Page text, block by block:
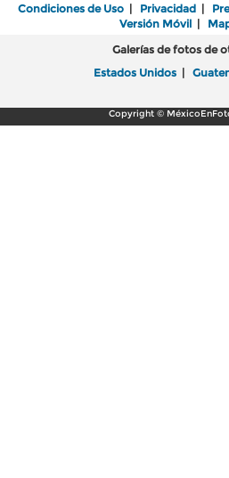
Condiciones de Uso | Privacidad |
Versión Móvil|
Galerías de fotos de
Estados Unidos |
Copyright ©